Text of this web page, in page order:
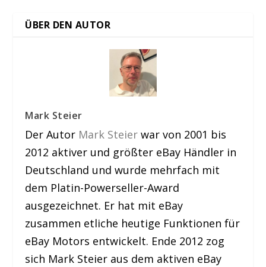
ÜBER DEN AUTOR
Mark Steier
Der Autor Mark Steier war von 2001 bis
2012 aktiver und größter eBay Händler in
Deutschland und wurde mehrfach mit
dem Platin-Powerseller-Award
ausgezeichnet. Er hat mit eBay
zusammen etliche heutige Funktionen für
eBay Motors entwickelt. Ende 2012 zog
sich Mark Steier aus dem aktiven eBay